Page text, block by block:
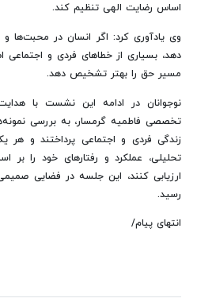
اساس رضایت الهی تنظیم کند.
وی یادآوری کرد: اگر انسان در محبت‌ها
دهد، بسیاری از خطاهای فردی و اجتماعی
مسیر حق را بهتر تشخیص دهد.
نوجوانان در ادامه این نشست با
تخصصی فاطمیه گرمسار، به بررسی
زندگی فردی و اجتماعی پرداختند و هر
تحلیلی، عملکرد و رفتارهای خود را
ارزیابی کنند، این جلسه در فضایی
رسید.
انتهای پیام/